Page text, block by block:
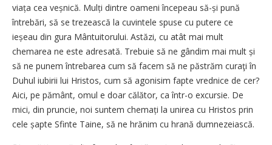
viața cea veșnică. Mulți dintre oameni începeau să-și pună
întrebări, să se trezească la cuvintele spuse cu putere ce
ieșeau din gura Mântuitorului. Astăzi, cu atât mai mult
chemarea ne este adresată. Trebuie să ne gândim mai mult și
să ne punem întrebarea cum să facem să ne păstrăm curaţi în
Duhul iubirii lui Hristos, cum să agonisim fapte vrednice de cer?
Aici, pe pământ, omul e doar călător, ca într-o excursie. De
mici, din pruncie, noi suntem chemați la unirea cu Hristos prin
cele șapte Sfinte Taine, să ne hrănim cu hrană dumnezeiască.